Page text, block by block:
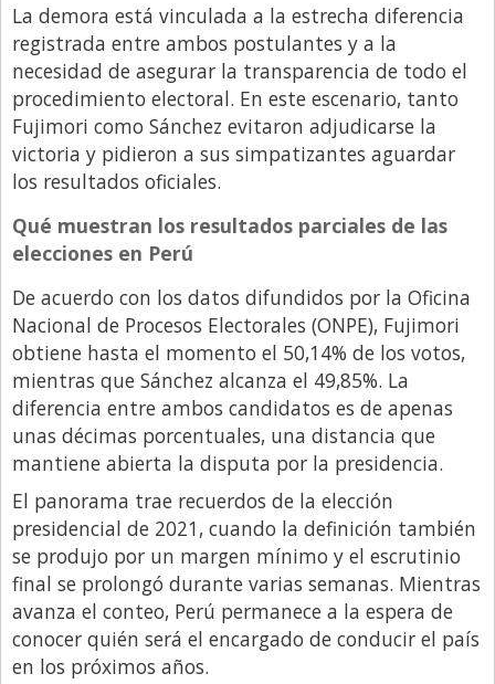
Tecnología
Tendencias
Viajes
La demora está vinculada a la estrecha diferencia
registrada entre ambos postulantes y a la
necesidad de asegurar la transparencia de todo el
procedimiento electoral. En este escenario, tanto
Fujimori como Sánchez evitaron adjudicarse la
victoria y pidieron a sus simpatizantes aguardar
los resultados oficiales.
Qué muestran los resultados parciales de las
elecciones en Perú
De acuerdo con los datos difundidos por la Oficina
Nacional de Procesos Electorales (ONPE), Fujimori
obtiene hasta el momento el 50,14% de los votos,
mientras que Sánchez alcanza el 49,85%. La
diferencia entre ambos candidatos es de apenas
unas décimas porcentuales, una distancia que
mantiene abierta la disputa por la presidencia.
El panorama trae recuerdos de la elección
presidencial de 2021, cuando la definición también
se produjo por un margen mínimo y el escrutinio
final se prolongó durante varias semanas. Mientras
avanza el conteo, Perú permanece a la espera de
conocer quién será el encargado de conducir el país
en los próximos años.